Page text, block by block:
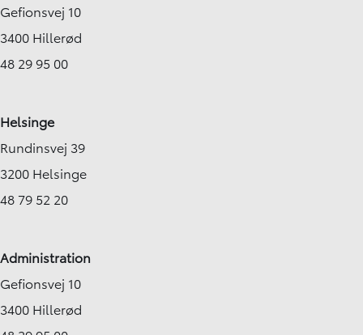
Gefionsvej 10
3400 Hillerød
48 29 95 00
Helsinge
Rundinsvej 39
3200 Helsinge
48 79 52 20
Administration
Gefionsvej 10
3400 Hillerød